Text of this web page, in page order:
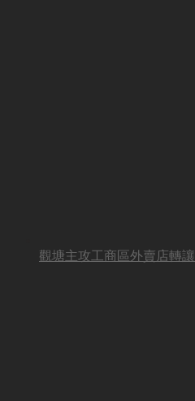
觀塘主攻工商區外賣店轉讓